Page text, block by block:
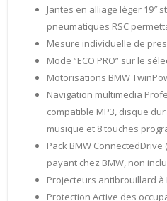
Jantes en alliage léger 19″
pneumatiques RSC
Mesure individuelle de
Mode “ECO PRO” sur le
Motorisations BMW
Navigation multimedia
compatible MP3, disque
musique et 8 touches
Pack BMW
payant chez BMW, non
Projecteurs antibrouillard à
Protection Active des